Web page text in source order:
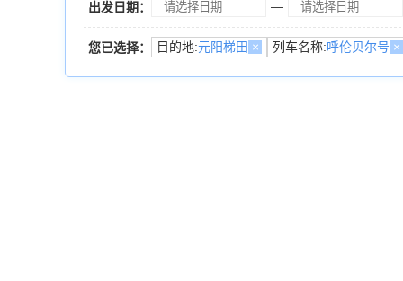
出发日期： —
您已选择： 目的地:元阳梯田 × 列车名称:呼伦贝尔号 ×